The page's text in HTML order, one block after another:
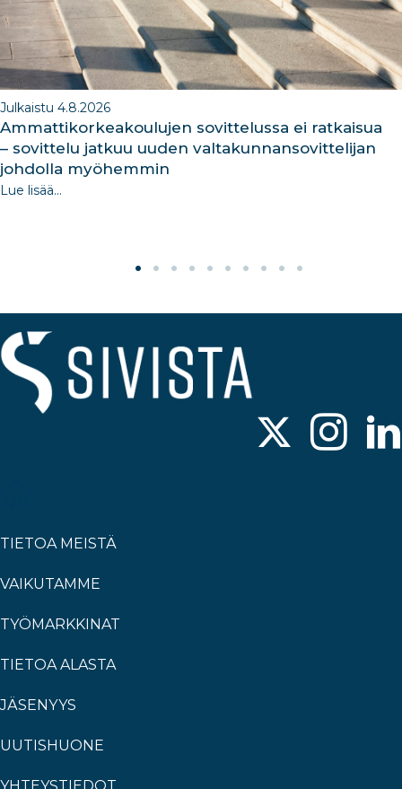
Julkaistu 4.8.2026
Ammattikorkeakoulujen sovittelussa ei ratkaisua
– sovittelu jatkuu uuden valtakunnansovittelijan
johdolla myöhemmin
Lue lisää...
TIETOA MEISTÄ
VAIKUTAMME
TYÖMARKKINAT
TIETOA ALASTA
JÄSENYYS
UUTISHUONE